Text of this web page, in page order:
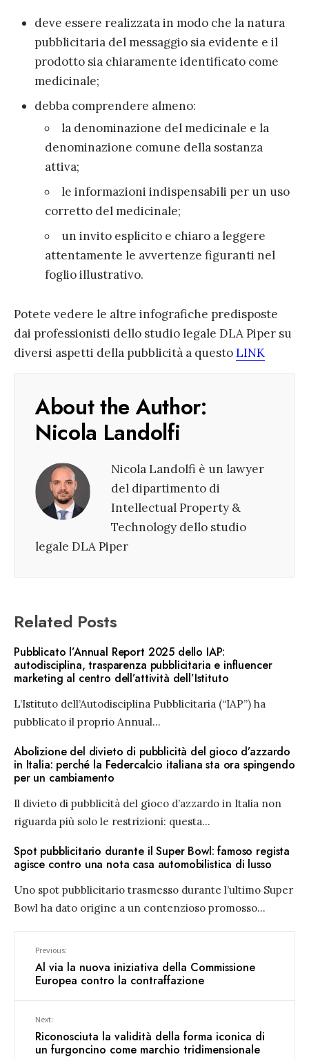
deve essere realizzata in modo che la natura
pubblicitaria del messaggio sia evidente e il
prodotto sia chiaramente identificato come
medicinale;
debba comprendere almeno:
la denominazione del medicinale e la
denominazione comune della sostanza
attiva;
le informazioni indispensabili per un uso
corretto del medicinale;
un invito esplicito e chiaro a leggere
attentamente le avvertenze figuranti nel
foglio illustrativo.
Potete vedere le altre infografiche predisposte
dai professionisti dello studio legale DLA Piper su
diversi aspetti della pubblicità a questoLINK
About the Author:
Nicola Landolfi
Nicola Landolfi è un lawyer
del dipartimento di
Intellectual Property &
Technology dello studio
legale DLA Piper
Related Posts
Pubblicato l’Annual Report 2025 dello IAP:
autodisciplina, trasparenza pubblicitaria e influencer
marketing al centro dell’attività dell’Istituto
L’Istituto dell’Autodisciplina Pubblicitaria (“IAP”) ha
pubblicato il proprio Annual...
Abolizione del divieto di pubblicità del gioco d’azzardo
in Italia: perché la Federcalcio italiana sta ora spingendo
per un cambiamento
Il divieto di pubblicità del gioco d’azzardo in Italia non
riguarda più solo le restrizioni: questa...
Spot pubblicitario durante il Super Bowl: famoso regista
agisce contro una nota casa automobilistica di lusso
Uno spot pubblicitario trasmesso durante l’ultimo Super
Bowl ha dato origine a un contenzioso promosso...
Previous:
Al via la nuova iniziativa della Commissione
Europea contro la contraffazione
Next:
Riconosciuta la validità della forma iconica di
un furgoncino come marchio tridimensionale